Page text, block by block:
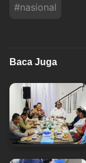
#nasional
Baca Juga